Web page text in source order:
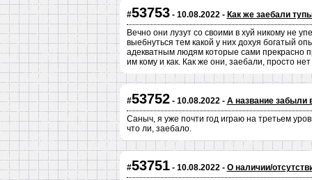
#53753- 10.08.2022 - Как же заебали
Вечно они лузут со своими в хуй никому не
выебнуться тем какой у них дохуя богатый
адекватным людям которые сами прекрасно
им кому и как. Как же они, заебали, просто нет
#53752- 10.08.2022 - А название забыли
Саныч, я уже почти год играю на третьем
что ли, заебало.
#53751- 10.08.2022 - О наличии/